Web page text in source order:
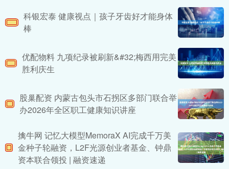
科银宏泰 健康视点｜孩子牙齿好才能身体
棒
优配物料 九项纪录被刷新&#32;梅西用完美
胜利庆生
股巢配资 内蒙古包头市石拐区多部门联合举
办2026年全区职工健康知识讲座
擒牛网 记忆大模型MemoraX AI完成千万美
金种子轮融资，L2F光源创业者基金、钟鼎
资本联合领投 | 融资速递